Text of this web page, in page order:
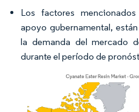
Los factores
apoyo gubernamental,
la demanda del mercado
durante el período de